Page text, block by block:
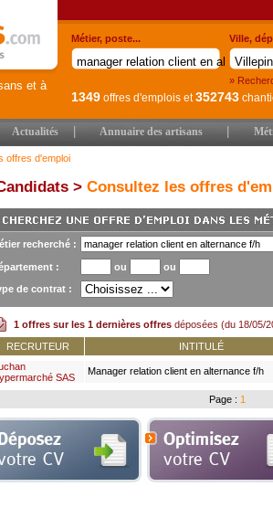
et à
Métier, poste... Ville,
»
1349 offres d'emplois et352743
Actualités Annuaire des artisans
offres d'emploi
> Consultez les offres
recherché :
: ou
ou
de contrat :
1 offres sur les 1 dernières offres déposées (du 18/05/
RECRUTEUR
INTITULÉ
SAS
Manager relation client en alternance f/h
Page : 1